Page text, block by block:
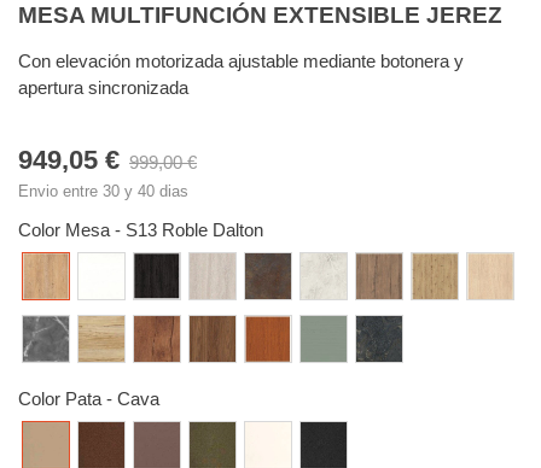
MESA MULTIFUNCIÓN EXTENSIBLE JEREZ
Con elevación motorizada ajustable mediante botonera y
apertura sincronizada
949,05 € 999,00 €
Envio entre 30 y 40 dias
Color Mesa - S13 Roble Dalton
Roble
Dalton poro
azabacheNatural
S51
Oxido
S41
Blanco
piedra
S42
Olmo
sabi
S43
Roble
S39
Gris
S26
Roble
S30
Wild
S19
S53
Piedra
Color Pata - Cava